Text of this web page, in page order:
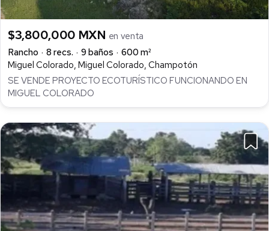
$3,800,000 MXN en venta
Rancho
8 recs. 9 baños
600 m²
Miguel Colorado, Miguel Colorado, Champotón
SE VENDE PROYECTO ECOTURÍSTICO FUNCIONANDO EN
MIGUEL COLORADO